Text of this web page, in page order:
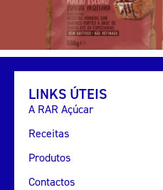
LINKS ÚTEIS
A RAR Açúcar
Receitas
Produtos
Contactos